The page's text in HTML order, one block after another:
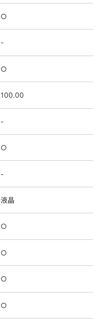
○
-
○
100.00
-
○
-
液晶
○
○
○
○